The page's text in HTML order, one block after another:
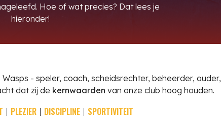
Hoe of wat precies? Dat lees je
hieronder!
- speler, coach, scheidsrechter, beheerder, ouder,
dat zij de kernwaarden van onze club hoog houden.
| PLEZIER | DISCIPLINE | SPORTIVITEIT